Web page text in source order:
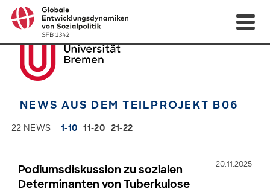
NEWS AUS DEM TEILPROJEKT B06
22 NEWS 1-10 11-20 21-22
20.11.2025
Podiumsdiskussion zu sozialen
Determinanten von Tuberkulose